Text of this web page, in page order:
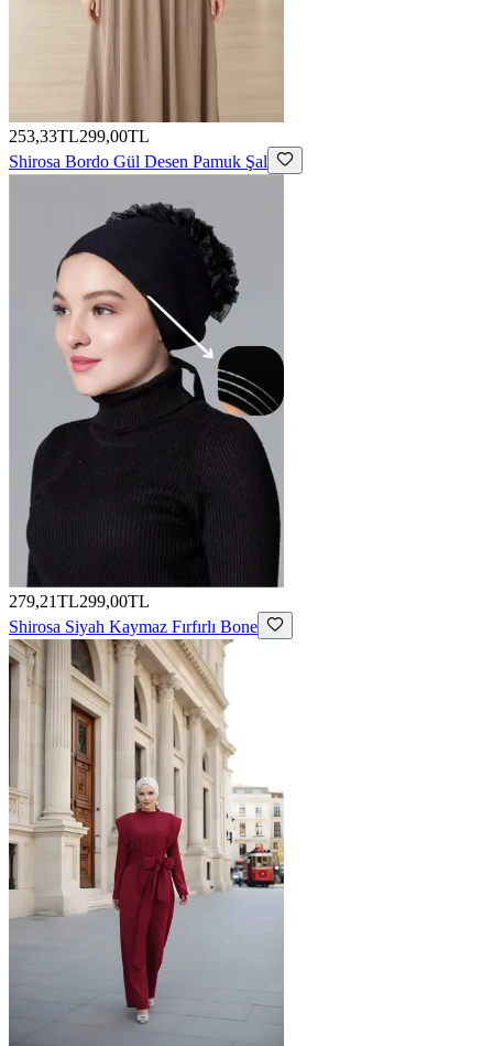
253,33TL299,00TL
Shirosa Bordo Gül Desen Pamuk Şal
279,21TL299,00TL
Shirosa Siyah Kaymaz Fırfırlı Bone